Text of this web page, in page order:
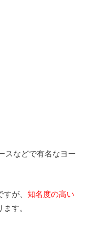
スなどで有名なヨー
すが、知名度の高い
す。